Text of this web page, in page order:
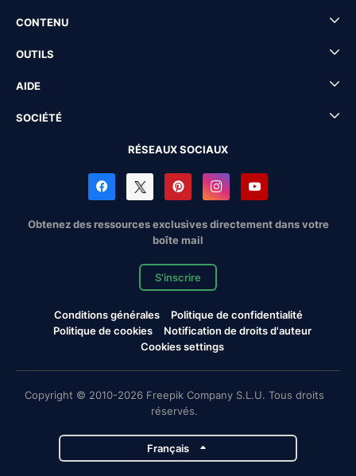
CONTENU
OUTILS
AIDE
SOCIÉTÉ
RÉSEAUX SOCIAUX
Obtenez des ressources exclusives directement dans votre
boîte mail
S'inscrire
Conditions générales
Politique de confidentialité
Politique de cookies
Notification de droits d'auteur
Cookies settings
Copyright © 2010-2026 Freepik Company S.L.U. Tous droits
réservés.
Français